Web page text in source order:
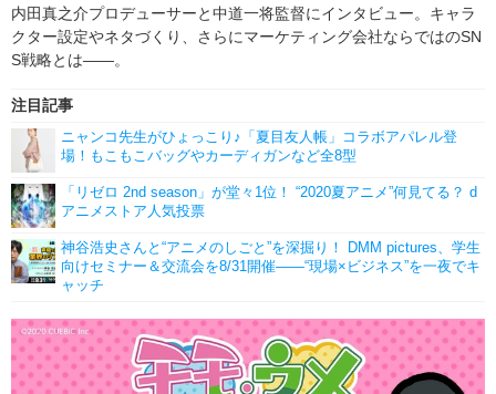
内田真之介プロデューサーと中道一将監督にインタビュー。キャラ
クター設定やネタづくり、さらにマーケティング会社ならではのSN
S戦略とは――。
注目記事
ニャンコ先生がひょっこり♪「夏目友人帳」コラボアパレル登
場！もこもこバッグやカーディガンなど全8型
「リゼロ 2nd season」が堂々1位！ “2020夏アニメ”何見てる？ d
アニメストア人気投票
神谷浩史さんと“アニメのしごと”を深掘り！ DMM pictures、学生
向けセミナー＆交流会を8/31開催――“現場×ビジネス”を一夜でキ
ャッチ